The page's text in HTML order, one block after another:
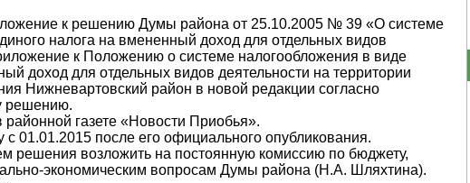
к решению Думы района от 25.10.2005 № 39 «О системе
налога на вмененный доход для отдельных ви­дов
к Положению о системе налогообложения в виде
доход для отдельных видов деятельности на территории
Нижневартовский район в новой редакции согласно
решению.
газете «Новости Приобья».
с 01.01.2015 после его официального опубликования.
решения возложить на постоянную комиссию по бюджету,
экономическим вопросам Думы района (Н.А. Шляхтина).